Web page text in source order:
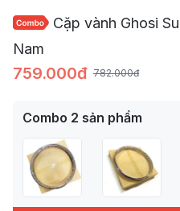
Cặp vành Ghosi
Nam
759.000đ 782.000đ
Combo 2 sản phẩm